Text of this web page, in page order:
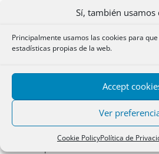
Sí, también usamos
Principalmente usamos las cookies para
estadísticas propias de la web.
Accept
Ver
Cookie PolicyPolítica de
R. 20 de mayo de 1999. Idéntica a la
Acta de notificación de revocación
1999.
BOE 22 junio 1999.
administrador único de una
poderes. El registrador
documento no contiene acto